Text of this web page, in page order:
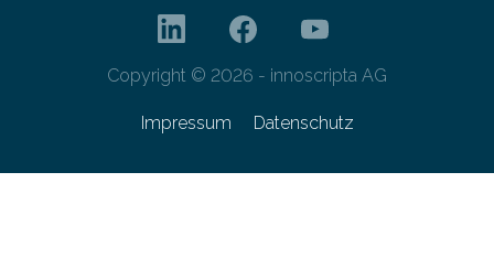
Copyright © 2026 - innoscripta AG
Impressum Datenschutz